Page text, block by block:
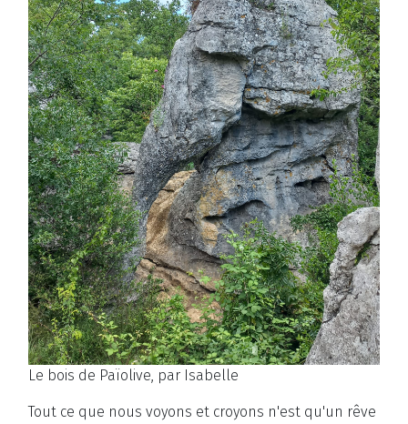
Le bois de Païolive, par Isabelle
Tout ce que nous voyons et croyons n'est qu'un rêve